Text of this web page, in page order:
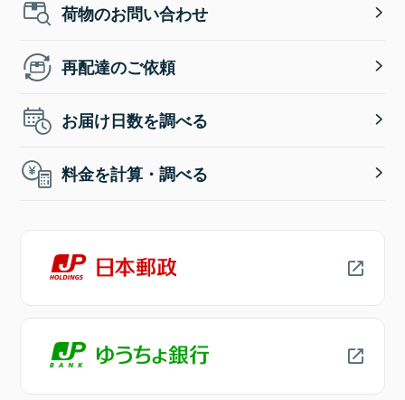
荷物のお問い合わせ
再配達のご依頼
お届け日数を調べる
料金を計算・調べる